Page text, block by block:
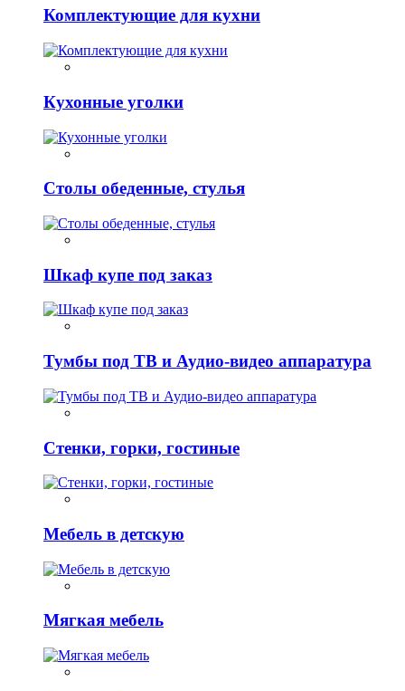
Комплектующие для кухни
Кухонные уголки
Столы обеденные, стулья
Шкаф купе под заказ
Тумбы под ТВ и Аудио-видео аппаратура
Стенки, горки, гостиные
Мебель в детскую
Мягкая мебель